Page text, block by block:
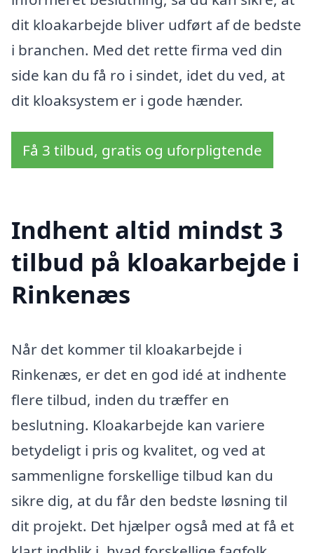
dit kloakarbejde bliver udført af de bedste
i branchen. Med det rette firma ved din
side kan du få ro i sindet, idet du ved, at
dit kloaksystem er i gode hænder.
Få 3 tilbud, gratis og uforpligtende
Indhent altid mindst 3
tilbud på kloakarbejde i
Rinkenæs
Når det kommer til kloakarbejde i
Rinkenæs, er det en god idé at indhente
flere tilbud, inden du træffer en
beslutning. Kloakarbejde kan variere
betydeligt i pris og kvalitet, og ved at
sammenligne forskellige tilbud kan du
sikre dig, at du får den bedste løsning til
dit projekt. Det hjælper også med at få et